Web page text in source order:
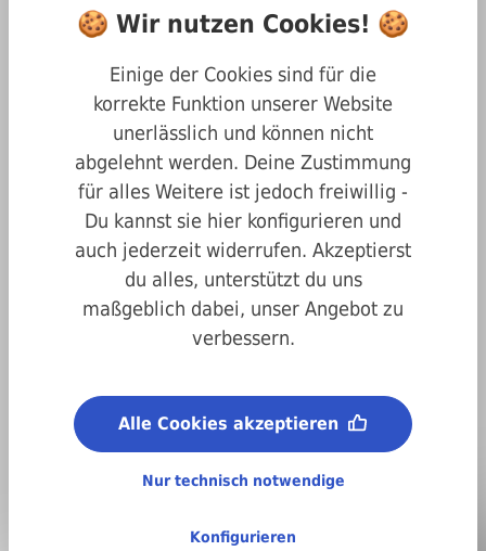
mit UNC Gewinde (Stahl,
blank) günstig online kaufen
Finden Sie online diepassenden ähnl. DIN 580
Ringschrauben mit UNC Gewinde (Stahl, blank)bei Max
Witte Rosentaler-Schrauben!
🍪 Wir nutzen Cookies! 🍪
Einige der Cookies sind für die
korrekte Funktion unserer Website
unerlässlich und können nicht
abgelehnt werden. Deine Zustimmung
für alles Weitere ist jedoch freiwillig -
Du kannst sie hier konfigurieren und
auch jederzeit widerrufen. Akzeptierst
du alles, unterstützt du uns
maßgeblich dabei, unser Angebot zu
verbessern.
Alle Cookies akzeptieren
Nur technisch notwendige
Konfigurieren